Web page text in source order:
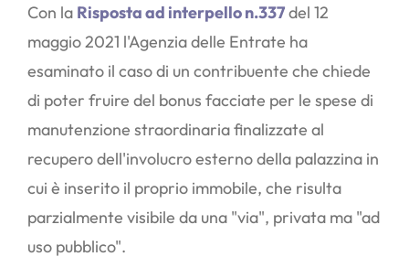
Con la Risposta ad interpello n.337del 12
maggio 2021 l'Agenzia delle Entrate ha
esaminato il caso di un contribuente che chiede
di poter fruire del bonus facciate per le spese di
manutenzione straordinaria finalizzate al
recupero dell'involucro esterno della palazzina in
cui è inserito il proprio immobile, che risulta
parzialmente visibile da una "via", privata ma "ad
uso pubblico".